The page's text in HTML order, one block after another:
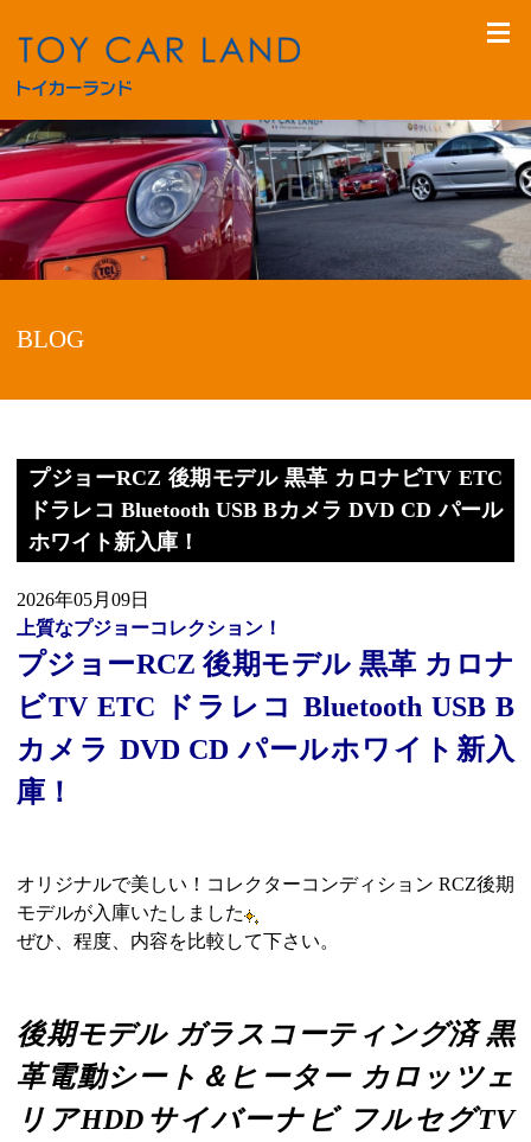
BLOG
プジョーRCZ 後期モデル 黒革 カロナビTV ETC
ドラレコ Bluetooth USB Bカメラ DVD CD パール
ホワイト新入庫！
2026年05月09日
上質なプジョーコレクション！
プジョーRCZ 後期モデル 黒革 カロナ
ビTV ETC ドラレコ Bluetooth USB B
カメラ DVD CD パールホワイト新入
庫！
オリジナルで美しい！コレクターコンディション RCZ後期
モデルが入庫いたしました
ぜひ、程度、内容を比較して下さい。
後期モデル ガラスコーティング済 黒
革電動シート＆ヒーター カロッツェ
リアHDDサイバーナビ フルセグTV